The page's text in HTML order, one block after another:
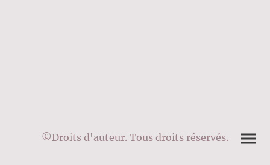
©Droits d'auteur. Tous droits réservés.